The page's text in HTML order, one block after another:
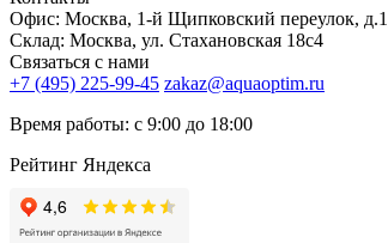
Офис: Москва, 1-й Щипковский переулок,
Склад: Москва, ул. Стахановская 18с4
Связаться с нами
+7 (495) 225-99-45 zakaz@aquaoptim.ru
Время работы: с 9:00 до 18:00
Рейтинг Яндекса